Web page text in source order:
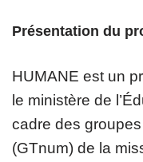
Présentation du
HUMANE est un
le ministère de
cadre des
(GTnum) de la